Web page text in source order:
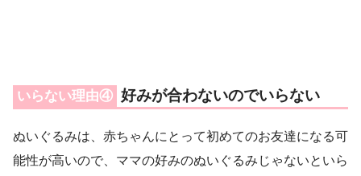
いらない理由④ 好みが合わないのでいらない
ぬいぐるみは、赤ちゃんにとって初めてのお友達になる可
能性が高いので、ママの好みのぬいぐるみじゃないといら